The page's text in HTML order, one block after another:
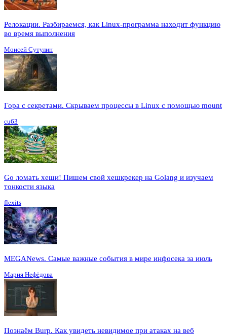
Релокации. Разбираемся, как Linux-программа находит функцию
во время выполнения
Моисей Сутулин
Гора с секретами. Скрываем процессы в Linux c помощью mount
cu63
Go ломать хеши! Пишем свой хешкрекер на Golang и изучаем
тонкости языка
flexits
MEGANews. Cамые важные события в мире инфосека за июль
Мария Нефёдова
Познаём Burp. Как увидеть невидимое при атаках на веб